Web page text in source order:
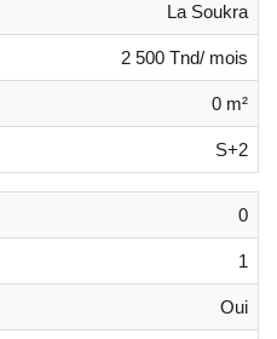
La Soukra
2 500 Tnd/ mois
0 m²
S+2
0
1
Oui